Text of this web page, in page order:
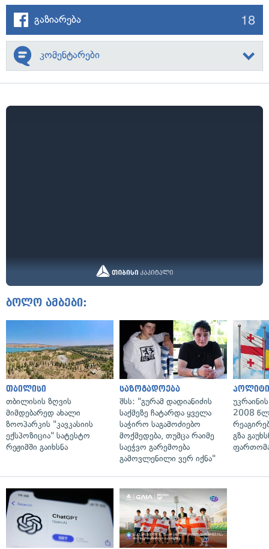
გაზიარება 18
კომენტარები
ბოლო ამბები:
თბილისი
თბილისის ზღვის
მიმდებარედ ახალი
ზოოპარკის "კავკასიის
ექსპოზიცია" სატესტო
რეჟიმში გაიხსნა
საზოგადოება
შსს: "გურამ დადიანიძის
საქმეზე ჩატარდა ყველა
საჭირო საგამოძიებო
მოქმედება, თუმცა რაიმე
საეჭვო გარემოება
გამოვლენილი ვერ იქნა"
2008
გზა